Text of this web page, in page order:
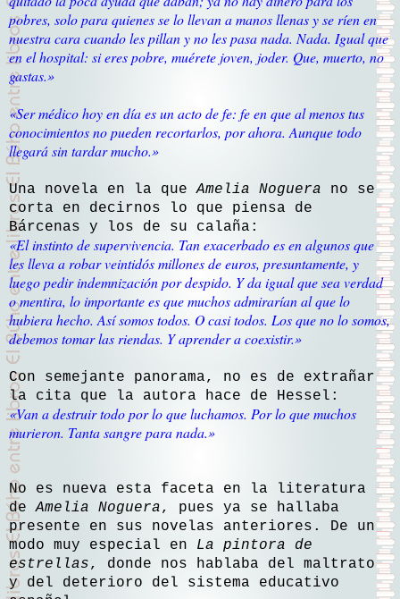
pobres, solo para quienes se lo llevan a manos llenas y se ríen en
nuestra cara cuando les pillan y no les pasa nada. Nada. Igual que
en el hospital: si eres pobre, muérete joven, joder. Que, muerto, no
gastas.»
«Ser médico hoy en día es un acto de fe: fe en que al menos tus
conocimientos no pueden recortarlos, por ahora. Aunque todo
llegará sin tardar mucho.»
Una novela en la queAmelia Noguera no se
corta en decirnos lo que piensa de
Bárcenas y los de su calaña:
«El instinto de supervivencia. Tan exacerbado es en algunos que
les lleva a robar veintidós millones de euros, presuntamente, y
luego pedir indemnización por despido. Y da igual que sea verdad
o mentira, lo importante es que muchos admirarían al que lo
hubiera hecho. Así somos todos. O casi todos. Los que no lo somos,
debemos tomar las riendas. Y aprender a coexistir.»
Con semejante panorama, no es de extrañar
la cita que la autora hace de Hessel:
«Van a destruir todo por lo que luchamos. Por lo que muchos
murieron. Tanta sangre para nada.»
No es nueva esta faceta en la literatura
deAmelia Noguera, pues ya se hallaba
presente en sus novelas anteriores. De un
modo muy especial en La pintora de
estrellas, donde nos hablaba del maltrato
y del deterioro del sistema educativo